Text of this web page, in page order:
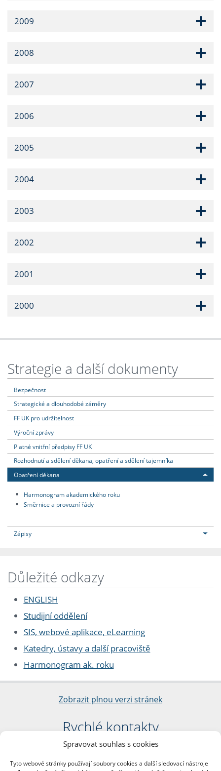
Spravovat souhlas s cookies
Tyto webové stránky používají soubory cookies a další sledovací nástroje
2009
2008
2007
2006
2005
2004
2003
2002
2001
2000
Strategie a další dokumenty
Bezpečnost
Strategické a dlouhodobé záměry
FF UK pro udržitelnost
Výroční zprávy
Platné vnitřní předpisy FF UK
Rozhodnutí a sdělení děkana, opatření a sdělení tajemníka
Opatření děkana
Harmonogram akademického roku
Směrnice a provozní řády
Zápisy
Důležité odkazy
ENGLISH
Studijní oddělení
SIS, webové aplikace, eLearning
Katedry, ústavy a další pracoviště
Harmonogram ak. roku
Zobrazit plnou verzi stránek
Rychlé kontakty
Filozofická fakulta
nám. Jana Palacha 1/2